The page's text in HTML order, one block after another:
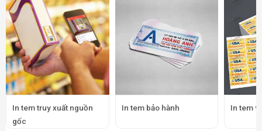
In tem truy xuất nguồn
gốc
In tem bảo hành In tem